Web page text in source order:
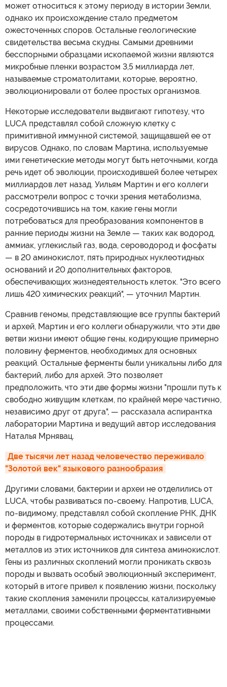
может относиться к этому периоду в истории Земли,
однако их происхождение стало предметом
ожесточенных споров. Остальные геологические
свидетельства весьма скудны. Самыми древними
бесспорными образцами ископаемой жизни являются
микробные пленки возрастом 3,5 миллиарда лет,
называемые строматолитами, которые, вероятно,
эволюционировали от более простых организмов.
Некоторые исследователи выдвигают гипотезу, что
LUCA представлял собой сложную клетку с
примитивной иммунной системой, защищавшей ее от
вирусов. Однако, по словам Мартина, используемые
ими генетические методы могут быть неточными, когда
речь идет об эволюции, происходившей более четырех
миллиардов лет назад. Уильям Мартин и его коллеги
рассмотрели вопрос с точки зрения метаболизма,
сосредоточившись на том, какие гены могли
потребоваться для преобразования компонентов в
ранние периоды жизни на Земле — таких как водород,
аммиак, углекислый газ, вода, сероводород и фосфаты
— в 20 аминокислот, пять природных нуклеотидных
оснований и 20 дополнительных факторов,
обеспечивающих жизнедеятельность клеток. "Это всего
лишь 420 химических реакций", — уточнил Мартин.
Сравнив геномы, представляющие все группы бактерий
и архей, Мартин и его коллеги обнаружили, что эти две
ветви жизни имеют общие гены, кодирующие примерно
половину ферментов, необходимых для основных
реакций. Остальные ферменты были уникальны либо для
бактерий, либо для архей. Это позволяет
предположить, что эти две формы жизни "прошли путь к
свободно живущим клеткам, по крайней мере частично,
независимо друг от друга", — рассказала аспирантка
лаборатории Мартина и ведущий автор исследования
Наталья Мрнявац.
Две тысячи лет назад человечество переживало
"Золотой век" языкового разнообразия
Другими словами, бактерии и археи не отделились от
LUCA, чтобы развиваться по-своему. Напротив, LUCA,
по-видимому, представлял собой скопление РНК, ДНК
и ферментов, которые содержались внутри горной
породы в гидротермальных источниках и зависели от
металлов из этих источников для синтеза аминокислот.
Гены из различных скоплений могли проникать сквозь
породы и вызвать особый эволюционный эксперимент,
который в итоге привел к появлению жизни, поскольку
такие скопления заменили процессы, катализируемые
металлами, своими собственными ферментативными
процессами.